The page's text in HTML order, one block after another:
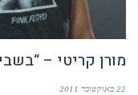
מורן קריטי –
22 באוקטובר 2011